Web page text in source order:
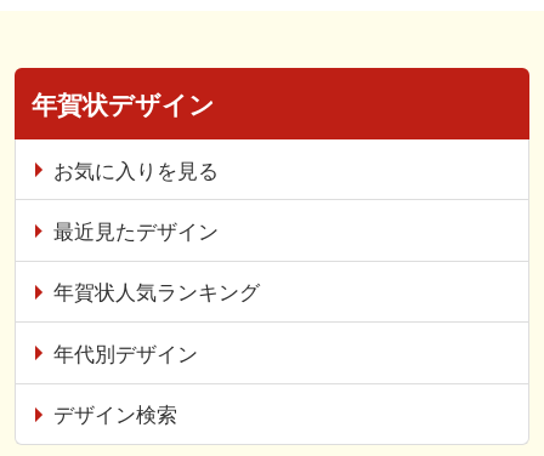
年賀状デザイン
お気に入りを見る
最近見たデザイン
年賀状人気ランキング
年代別デザイン
デザイン検索